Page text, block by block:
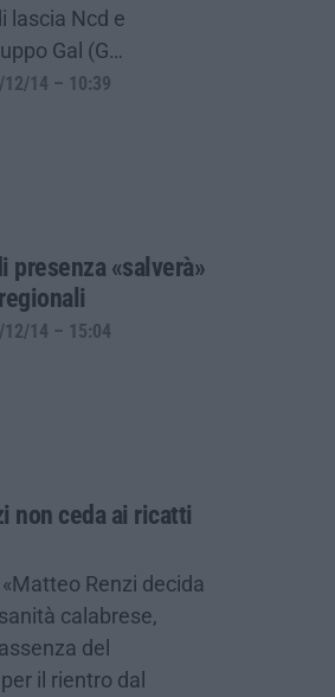
lascia Ncd e
Gal (G…
14 – 10:39
presenza «salverà»
14 – 15:04
non ceda ai ricatti
Renzi decida
calabrese,
del
il rientro dal